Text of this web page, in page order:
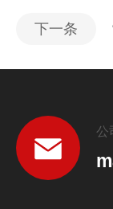
下一条
公